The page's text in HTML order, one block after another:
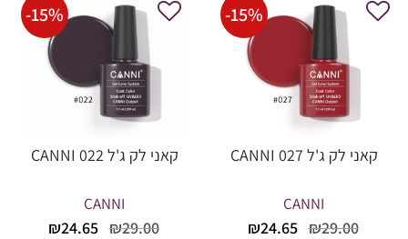
-15%
קאני לק ג'ל CANNI 027
CANNI
₪29.00
המחיר₪24.65
-15%
קאני לק ג'ל CANNI 022
CANNI
₪29.00
המחיר₪24.65